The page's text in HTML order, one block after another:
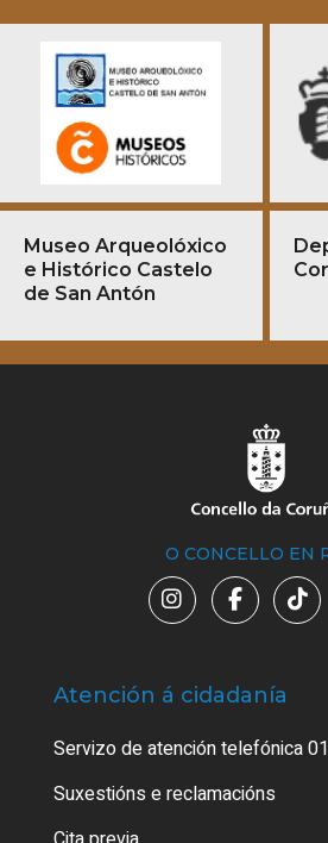
Museo Arqueolóxico
e Histórico Castelo
de San Antón
O CONCELLO EN
Atención á cidadanía
Servizo de atención telefónica
Suxestións e reclamacións